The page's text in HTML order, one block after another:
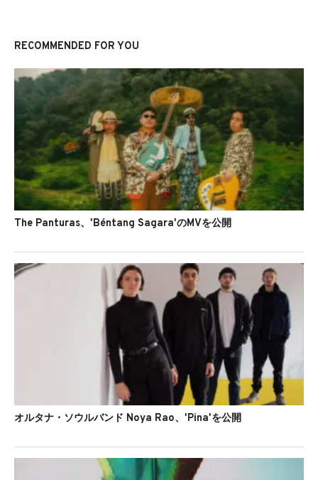
RECOMMENDED FOR YOU
The Panturas、'Béntang Sagara'のMVを公開
オルタナ・ソウルバンド Noya Rao、'Pina'を公開